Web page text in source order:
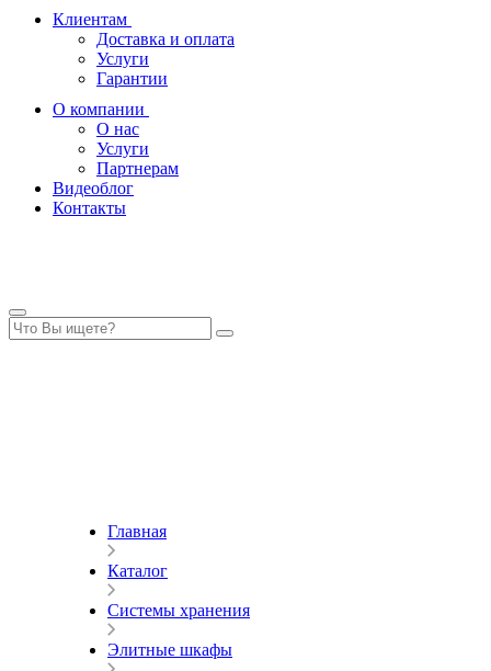
Клиентам
Доставка и оплата
Услуги
Гарантии
О компании
О нас
Услуги
Партнерам
Видеоблог
Контакты
Главная
Каталог
Системы хранения
Элитные шкафы